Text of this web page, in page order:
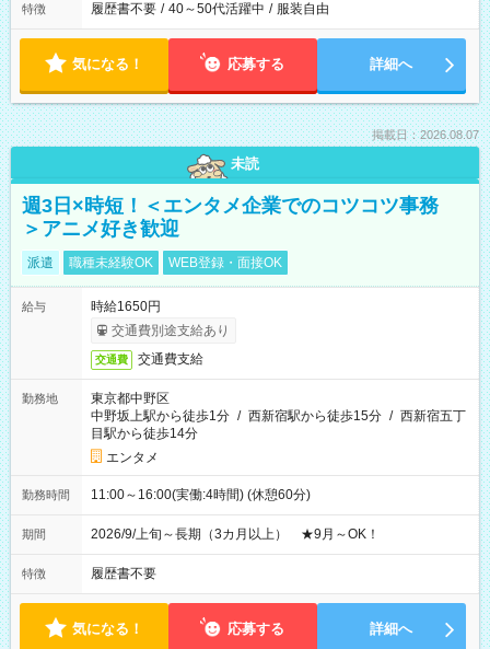
特徴 履歴書不要 / 40～50代活躍中 / 服装自由
気になる！ 応募する 詳細へ
掲載日：2026.08.07
未読
週3日×時短！＜エンタメ企業でのコツコツ事務
＞アニメ好き歓迎
派遣 職種未経験OK WEB登録・面接OK
給与
時給1650円
交通費別途支給あり
交通費 交通費支給
勤務地
東京都中野区
中野坂上駅から徒歩1分 / 西新宿駅から徒歩15分 / 西新宿五丁
目駅から徒歩14分
エンタメ
勤務時間 11:00～16:00(実働:4時間) (休憩60分)
期間 2026/9/上旬～長期（3カ月以上） ★9月～OK！
特徴 履歴書不要
気になる！ 応募する 詳細へ